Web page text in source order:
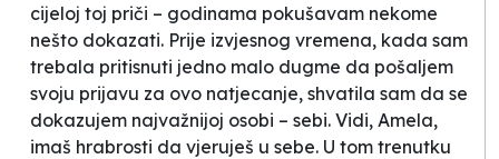
cijeloj toj priči – godinama pokušavam nekome
nešto dokazati. Prije izvjesnog vremena, kada sam
trebala pritisnuti jedno malo dugme da pošaljem
svoju prijavu za ovo natjecanje, shvatila sam da se
dokazujem najvažnijoj osobi – sebi. Vidi, Amela,
imaš hrabrosti da vjeruješ u sebe. U tom trenutku